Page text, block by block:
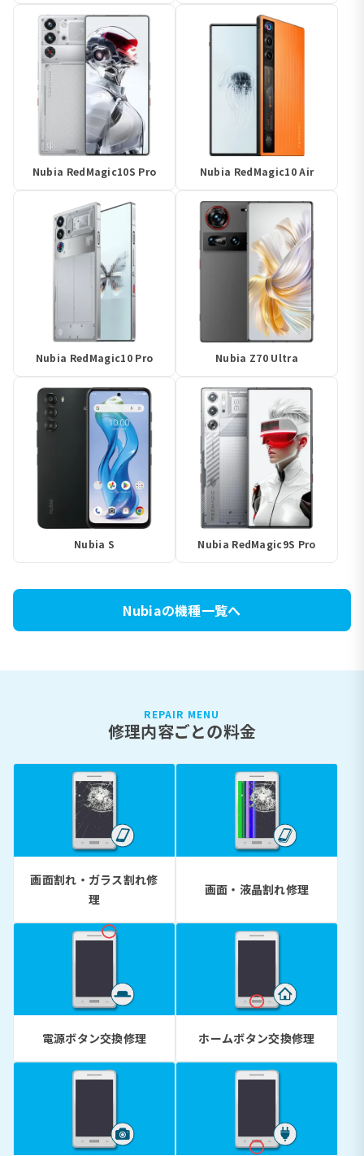
Nubia RedMagic10S Pro Nubia RedMagic10 Air
Nubia RedMagic10 Pro Nubia Z70 Ultra
Nubia S Nubia RedMagic9S Pro
Nubiaの機種一覧へ
REPAIR MENU
修理内容ごとの料金
画面割れ・ガラス割れ修
理
画面・液晶割れ修理
電源ボタン交換修理 ホームボタン交換修理